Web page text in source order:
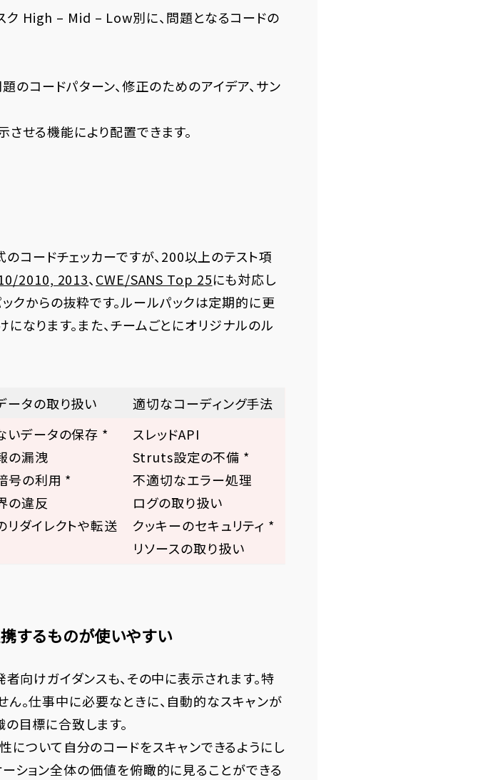
ク High – Mid – Low別に、問題となるコードの
のコードパターン、修正のためのアイデア、サン
せる機能により配置できます。
ードチェッカーですが、200以上のテスト項
2010, 2013、 CWE/SANS Top 25にも対応し
クからの抜粋です。ルールパックは定期的に更
なります。また、チームごとにオリジナルのル
ータの取り扱い
適切なコーディング手法
いデータの保存 *
の漏洩
号の利用 *
の違反
リダイレクトや転送
スレッドAPI
Struts設定の不備 *
不適切なエラー処理
ログの取り扱い
クッキーのセキュリティ *
リソースの取り扱い
するものが使いやすい
者向けガイダンスも、その中に表示されます。特
。仕事中に必要なときに、自動的なスキャンが
目標に合致します。
ついて自分のコードをスキャンできるようにし
ション全体の価値を俯瞰的に見ることができる